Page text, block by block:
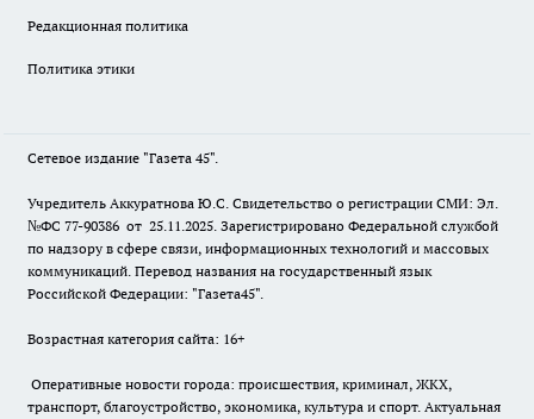
Редакционная политика
Политика этики
Сетевое издание "Газета 45".
Учредитель Аккуратнова Ю.С. Свидетельство о регистрации СМИ: Эл.
№ФС 77-90386 от 25.11.2025. Зарегистрировано Федеральной службой
по надзору в сфере связи, информационных технологий и массовых
коммуникаций. Перевод названия на государственный язык
Российской Федерации: "Газета45".
Возрастная категория сайта: 16+
Оперативные новости города: происшествия, криминал, ЖКХ,
транспорт, благоустройство, экономика, культура и спорт. Актуальная